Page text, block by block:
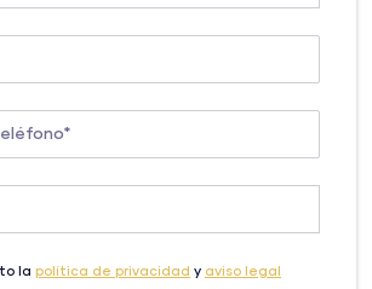
la política de privacidad y aviso legal